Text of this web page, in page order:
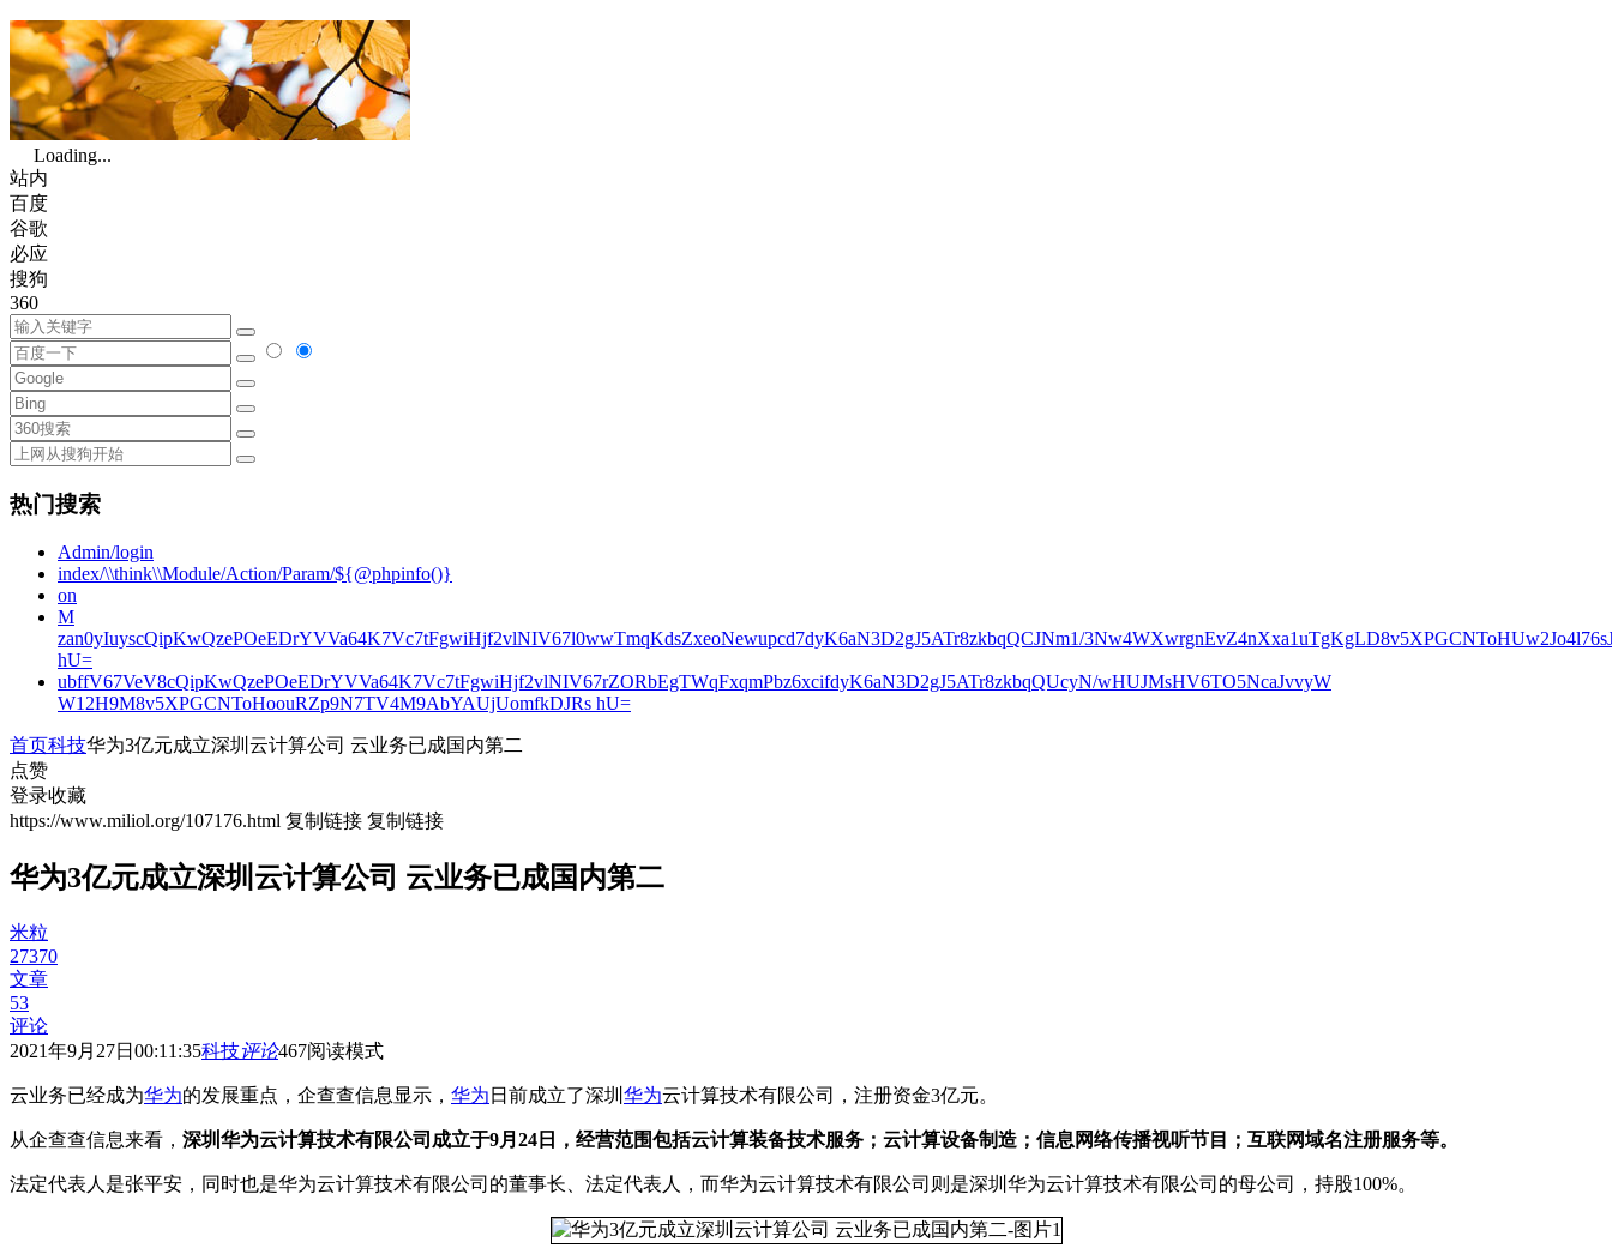
Loading...
站内
百度
谷歌
必应
搜狗
360
热门搜索
Admin/login
index/\\think\\Module/Action/Param/${@phpinfo()}
on
M
zan0yIuyscQipKwQzePOeEDrYVVa64K7Vc7tFgwiHjf2vlNIV67l0wwTmqKdsZxeoNewupcd7dyK6aN3D2gJ5ATr8zkbqQCJNm1/
hU=
ubffV67VeV8cQipKwQzePOeEDrYVVa64K7Vc7tFgwiHjf2vlNIV67rZORbEgTWqFxqmPbz6xcifdyK6aN3D2gJ5ATr8zkbqQUcyN/wHUJMsHV6TO5NcaJvvyW
W12H9M8v5XPGCNToHoouRZp9N7TV4M9AbYAUjUomfkDJRs hU=
首页科技华为3亿元成立深圳云计算公司 云业务已成国内第二
点赞
登录收藏
https://www.miliol.org/107176.html 复制链接 复制链接
华为3亿元成立深圳云计算公司 云业务已成国内第二
米粒
27370
文章
53
评论
2021年9月27日00:11:35科技评论467阅读模式
云业务已经成为华为的发展重点，企查查信息显示， 华为 日前成立了深圳 华为云计算技术有限公司，注册资金3亿元。
从企查查信息来看， 深圳华为云计算技术有限公司成立于9月24日，经营范围包括云计算装备技术服务；云计算设备制造；信息网络传播视听节目；互联网域名注册服务等。
法定代表人是张平安，同时也是华为云计算技术有限公司的董事长、法定代表人，而华为云计算技术有限公司则是深圳华为云计算技术有限公司的母公司，持股100%。